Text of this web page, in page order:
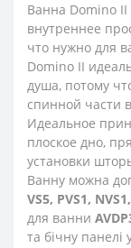
Ванна Domino
внутреннее
что нужно для
Domino II
душа, потому
спинной части
Идеальное
плоское дно,
установки
Ванну можна
VS5, PVS1,
для ванни
та бічну панелі